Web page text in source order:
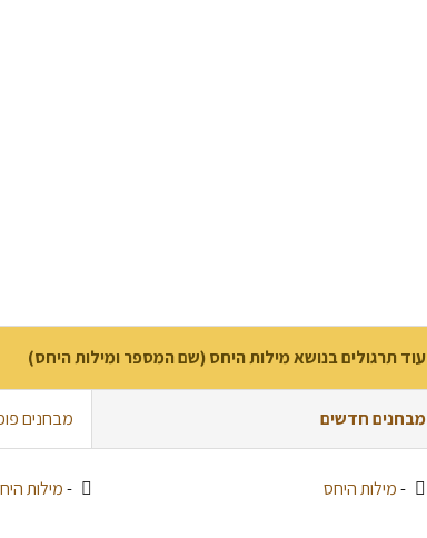
עוד תרגולים בנושא מילות היחס (שם המספר ומילות היחס)
מבחנים חדשים מבחנים
-מילות היחס -מילות